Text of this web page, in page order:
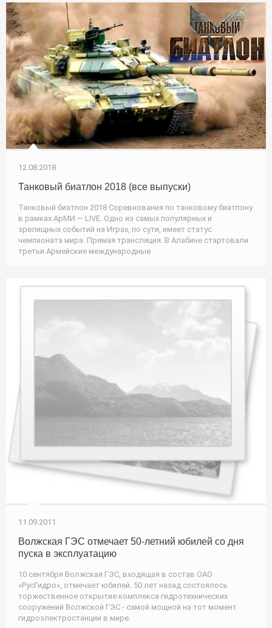
12.08.2018
Танковый биатлон 2018 (все выпуски)
Танковый биатлон 2018 Соревнования по танковому биатлону
в рамках АрМИ — LIVE. Одно из самых популярных и
зрелищных событий на Играх, по сути, имеет статус
чемпионата мира. Прямая трансляция. В Алабине стартовали
третьи Армейские международные
11.09.2011
Волжская ГЭС отмечает 50-летний юбилей со дня
пуска в эксплуатацию
10 сентября Волжская ГЭС, входящая в состав ОАО
«РусГидро», отмечает юбилей. 50 лет назад состоялось
торжественное открытие комплекса гидротехнических
сооружений Волжской ГЭС - самой мощной на тот момент
гидроэлектростанции в мире.